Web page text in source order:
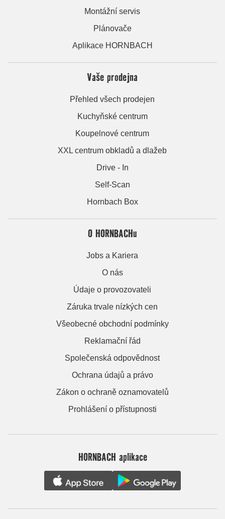
Montážní servis
Plánovače
Aplikace HORNBACH
Vaše prodejna
Přehled všech prodejen
Kuchyňské centrum
Koupelnové centrum
XXL centrum obkladů a dlažeb
Drive - In
Self-Scan
Hornbach Box
O HORNBACHu
Jobs a Kariera
O nás
Údaje o provozovateli
Záruka trvale nízkých cen
Všeobecné obchodní podmínky
Reklamační řád
Společenská odpovědnost
Ochrana údajů a právo
Zákon o ochraně oznamovatelů
Prohlášení o přístupnosti
HORNBACH aplikace